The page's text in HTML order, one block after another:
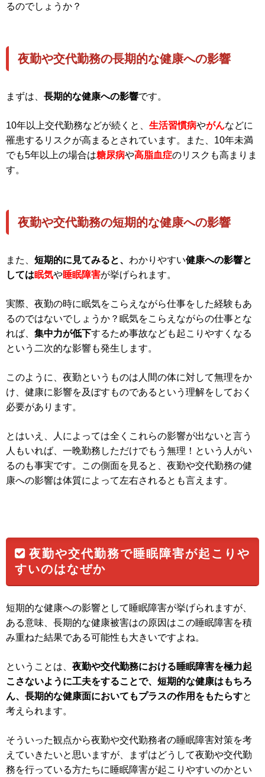
るのでしょうか？
夜勤や交代勤務の長期的な健康への影響
まずは、 長期的な健康への影響です。
10年以上交代勤務などが続くと、 生活習慣病やがんなどに
罹患するリスクが高まるとされています。また、10年未満
でも5年以上の場合は糖尿病や高脂血症のリスクも高まりま
す。
夜勤や交代勤務の短期的な健康への影響
また、 短期的に見てみると、 わかりやすい健康への影響と
しては眠気や睡眠障害が挙げられます。
実際、夜勤の時に眠気をこらえながら仕事をした経験もあ
るのではないでしょうか？眠気をこらえながらの仕事とな
れば、 集中力が低下するため事故なども起こりやすくなる
という二次的な影響も発生します。
このように、夜勤というものは人間の体に対して無理をか
け、健康に影響を及ぼすものであるという理解をしておく
必要があります。
とはいえ、人によっては全くこれらの影響が出ないと言う
人もいれば、一晩勤務しただけでもう無理！という人がい
るのも事実です。この側面を見ると、夜勤や交代勤務の健
康への影響は体質によって左右されるとも言えます。
夜勤や交代勤務で睡眠障害が起こりや
すいのはなぜか
短期的な健康への影響として睡眠障害が挙げられますが、
ある意味、長期的な健康被害はの原因はこの睡眠障害を積
み重ねた結果である可能性も大きいですよね。
ということは、 夜勤や交代勤務における睡眠障害を極力起
こさないように工夫をすることで、短期的な健康はもちろ
ん、長期的な健康面においてもプラスの作用をもたらすと
考えられます。
そういった観点から夜勤や交代勤務者の睡眠障害対策を考
えていきたいと思いますが、まずはどうして夜勤や交代勤
務を行っている方たちに睡眠障害が起こりやすいのかとい